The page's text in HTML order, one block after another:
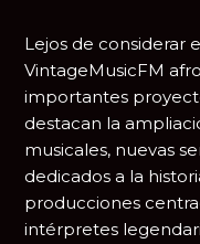
Lejos de considerar
VintageMusicFM
importantes
destacan la
musicales, nuevas
dedicados a la
producciones
intérpretes